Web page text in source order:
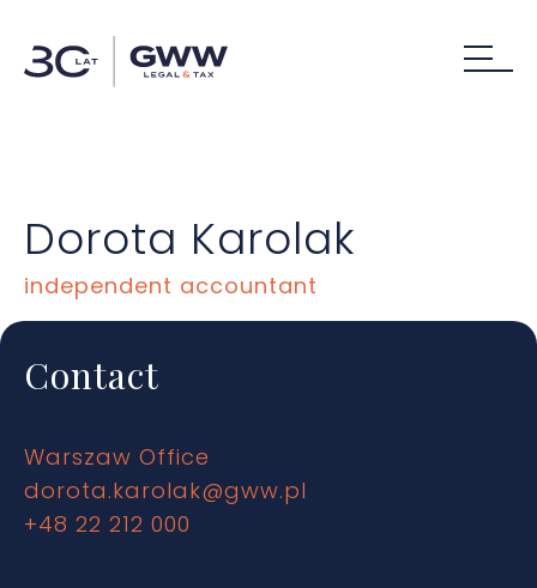
Dorota Karolak
independent accountant
Contact
Warszaw Office
dorota.karolak@gww.pl
+48 22 212 000